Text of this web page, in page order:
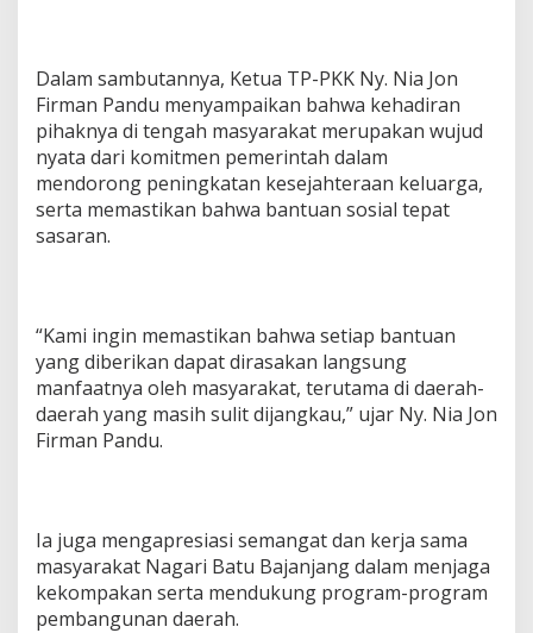
Dalam sambutannya, Ketua TP-PKK Ny. Nia Jon
Firman Pandu menyampaikan bahwa kehadiran
pihaknya di tengah masyarakat merupakan wujud
nyata dari komitmen pemerintah dalam
mendorong peningkatan kesejahteraan keluarga,
serta memastikan bahwa bantuan sosial tepat
sasaran.
“Kami ingin memastikan bahwa setiap bantuan
yang diberikan dapat dirasakan langsung
manfaatnya oleh masyarakat, terutama di daerah-
daerah yang masih sulit dijangkau,” ujar Ny. Nia Jon
Firman Pandu.
Ia juga mengapresiasi semangat dan kerja sama
masyarakat Nagari Batu Bajanjang dalam menjaga
kekompakan serta mendukung program-program
pembangunan daerah.